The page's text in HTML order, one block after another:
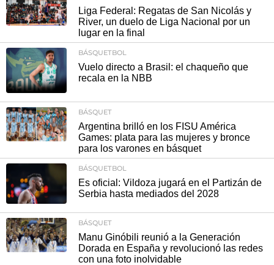
Liga Federal: Regatas de San Nicolás y
River, un duelo de Liga Nacional por un
lugar en la final
BÁSQUETBOL
Vuelo directo a Brasil: el chaqueño que
recala en la NBB
BÁSQUET
Argentina brilló en los FISU América
Games: plata para las mujeres y bronce
para los varones en básquet
BÁSQUETBOL
Es oficial: Vildoza jugará en el Partizán de
Serbia hasta mediados del 2028
BÁSQUET
Manu Ginóbili reunió a la Generación
Dorada en España y revolucionó las redes
con una foto inolvidable